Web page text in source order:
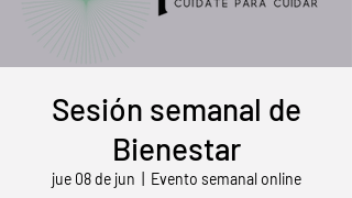
Sesión semanal de
Bienestar
jue 08 de jun Evento semanal online